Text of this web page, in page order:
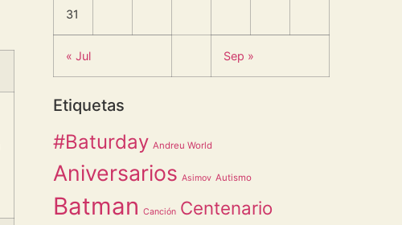
31
« Jul Sep »
Etiquetas
#Baturday Andreu World
Aniversarios Asimov Autismo
Batman Canción Centenario